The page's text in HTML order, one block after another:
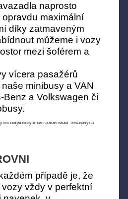
naprosto
maximální
díky zatmaveným
můžeme i vozy
mezi šoférem a
vícera pasažérů
minibusy a VAN
a Volkswagen či
případě je, že
vždy v perfektní